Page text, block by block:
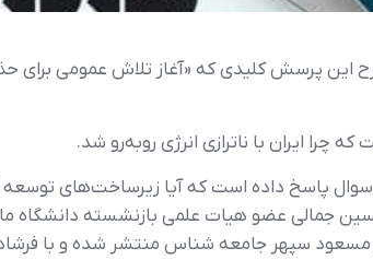
و برزیل- شماره 140 نشریه آینده‌نگر با طرح این پرسش کلیدی که «آغاز
ایران با ناترازی انرژی روبه‌رو شد.
پاسخ داده است که آیا زیرساخت‌های
جمالی عضو هیات علمی بازنشسته دانشگاه
سپهر جامعه شناس منتشر شده و با